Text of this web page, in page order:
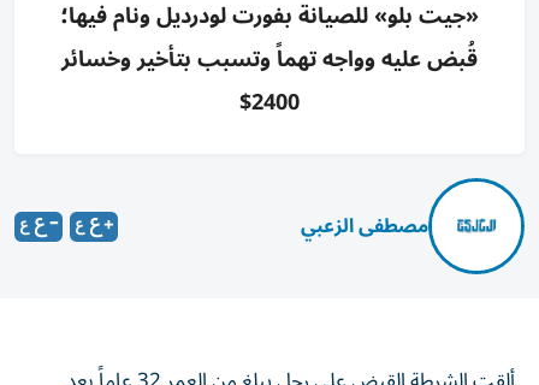
«جيت بلو» للصيانة بفورت لودرديل ونام فيها؛
قُبض عليه وواجه تهماً وتسبب بتأخير وخسائر
2400$
مصطفى الزعبي